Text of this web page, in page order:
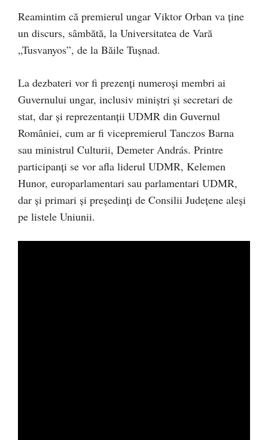
Reamintim că premierul ungar Viktor Orban va ține
un discurs, sâmbătă, la Universitatea de Vară
„Tusvanyos”, de la Băile Tușnad.
La dezbateri vor fi prezenți numeroși membri ai
Guvernului ungar, inclusiv miniștri și secretari de
stat, dar și reprezentanții UDMR din Guvernul
României, cum ar fi vicepremierul Tanczos Barna
sau ministrul Culturii, Demeter András. Printre
participanți se vor afla liderul UDMR, Kelemen
Hunor, europarlamentari sau parlamentari UDMR,
dar și primari și președinți de Consilii Județene aleși
pe listele Uniunii.